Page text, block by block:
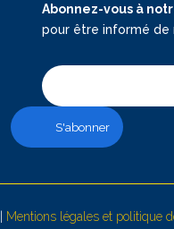
Abonnez-vous à
pour être informé de
Mentions légales et politique